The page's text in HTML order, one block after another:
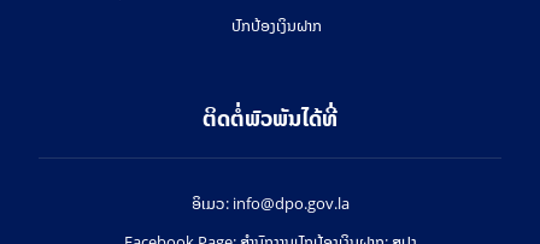
ປົກປ້ອງເງິນຝາກ
ຕິດຕໍ່ພົວພັນໄດ້ທີ່
ອິເມວ: info@dpo.gov.la